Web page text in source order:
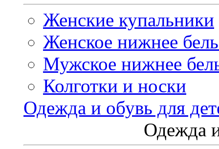
Женские купальники
Женское нижнее
Мужское нижнее
Колготки и носки
Одежда и обувь для
Одежда